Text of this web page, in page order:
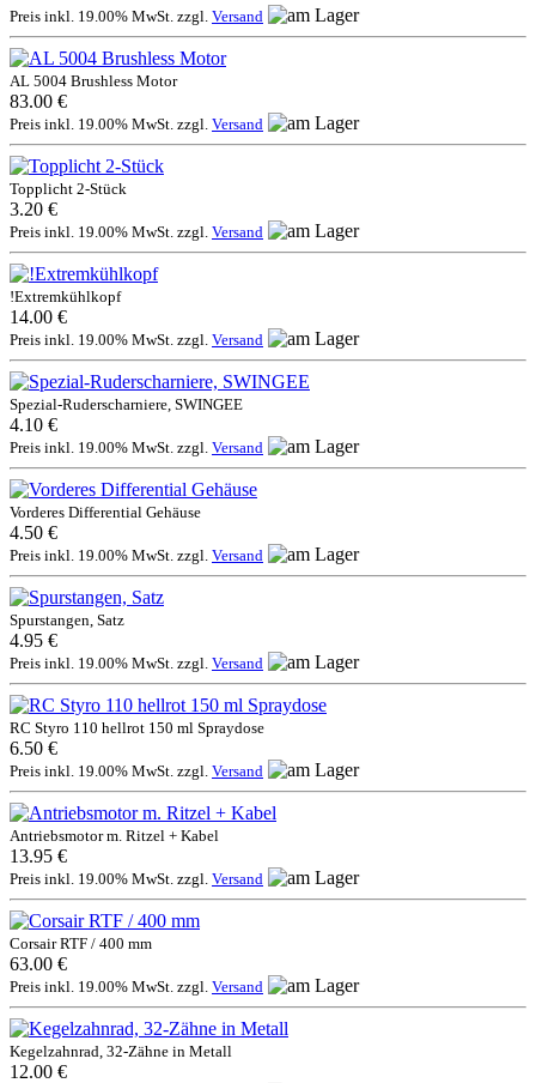
Preis inkl. 19.00% MwSt. zzgl. Versand
AL 5004 Brushless Motor
83.00 €
Preis inkl. 19.00% MwSt. zzgl. Versand
Topplicht 2-Stück
3.20 €
Preis inkl. 19.00% MwSt. zzgl. Versand
!Extremkühlkopf
14.00 €
Preis inkl. 19.00% MwSt. zzgl. Versand
Spezial-Ruderscharniere, SWINGEE
4.10 €
Preis inkl. 19.00% MwSt. zzgl. Versand
Vorderes Differential Gehäuse
4.50 €
Preis inkl. 19.00% MwSt. zzgl. Versand
Spurstangen, Satz
4.95 €
Preis inkl. 19.00% MwSt. zzgl. Versand
RC Styro 110 hellrot 150 ml Spraydose
6.50 €
Preis inkl. 19.00% MwSt. zzgl. Versand
Antriebsmotor m. Ritzel + Kabel
13.95 €
Preis inkl. 19.00% MwSt. zzgl. Versand
Corsair RTF / 400 mm
63.00 €
Preis inkl. 19.00% MwSt. zzgl. Versand
Kegelzahnrad, 32-Zähne in Metall
12.00 €